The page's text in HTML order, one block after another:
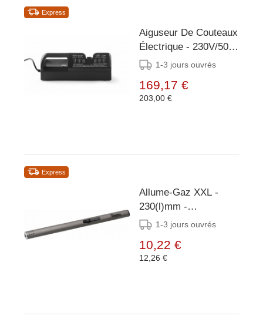
Express
Aiguseur De Couteaux
Électrique - 230V/50W
- 310x110x110(h)mm
1-3 jours ouvrés
169,17 €
203,00 €
Express
Allume-Gaz XXL -
230(l)mm -
Recharchable - Par 2
1-3 jours ouvrés
10,22 €
12,26 €